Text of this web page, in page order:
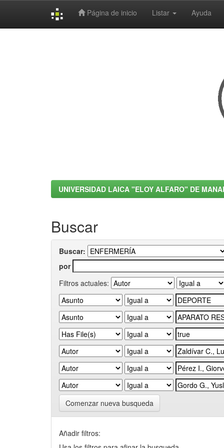
Página de inicio Listar Ayuda
UNIVERSIDAD LAICA "ELOY ALFARO" DE
Buscar
Buscar:
por
Filtros actuales:
Comenzar nueva busqueda
Añadir filtros: